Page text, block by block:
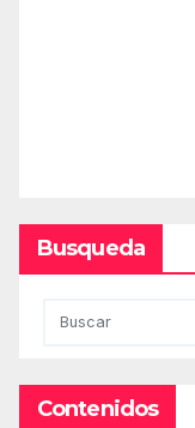
Busqueda
Contenidos